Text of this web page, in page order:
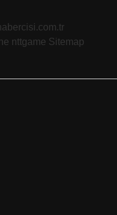
nttgame Sitemap